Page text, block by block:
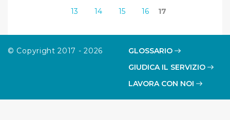
13
14 15 16 17
© Copyright 2017 - 2026
GLOSSARIO
GIUDICA IL SERVIZIO
LAVORA CON NOI